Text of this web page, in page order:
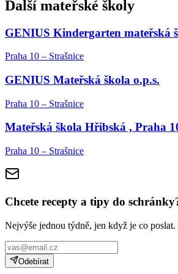
Další mateřské školy
GENIUS Kindergarten mateřská
Praha 10 – Strašnice
GENIUS Mateřská škola o.p.s.
Praha 10 – Strašnice
Mateřská škola Hřibská , Praha
Praha 10 – Strašnice
Chcete recepty a tipy do
Nejvýše jednou týdně, jen když je co
Odebírat